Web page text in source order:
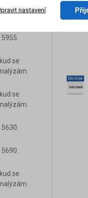
se
se
se
On-line
záznam
nastavení